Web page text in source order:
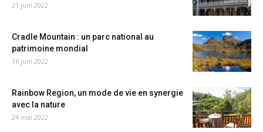
21 juin 2022
Cradle Mountain : un parc national au
patrimoine mondial
16 juin 2022
Rainbow Region, un mode de vie en synergie
avec la nature
24 mai 2022